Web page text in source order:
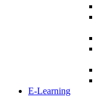
E-Learning